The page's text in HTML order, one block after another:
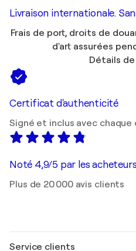
Livraison internationale.
Frais de port, droits de
d'art assurées
Détails
Certificat d'authenticité
Signé et inclus avec
Noté 4,9/5 par les
Plus de 20 000 avis clients
Service clients